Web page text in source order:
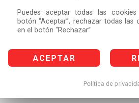
Puedes aceptar todas las
botón “Aceptar”, rechazar todas las
en el botón “Rechazar”
ACEPTAR
Política de